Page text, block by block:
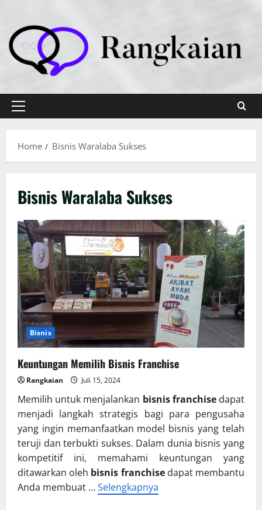
content
Primary
Home
Bisnis Waralaba Sukses
Bisnis Waralaba Sukses
Bisnis
Keuntungan Memilih Bisnis Franchise
Rangkaian Juli 15, 2024
Memilih untuk menjalankan bisnis franchisedapat
menjadi langkah strategis bagi para pengusaha
yang ingin memanfaatkan model bisnis yang telah
teruji dan terbukti sukses. Dalam dunia bisnis yang
kompetitif ini, memahami keuntungan yang
ditawarkan oleh bisnis franchisedapat membantu
Anda membuat …Selengkapnya